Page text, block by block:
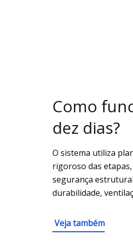
Como
dez dias?
O sistema utiliza
rigoroso das
segurança
durabilidade,
Veja também